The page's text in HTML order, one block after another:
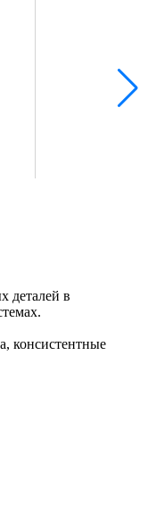
деталей в
консистентные